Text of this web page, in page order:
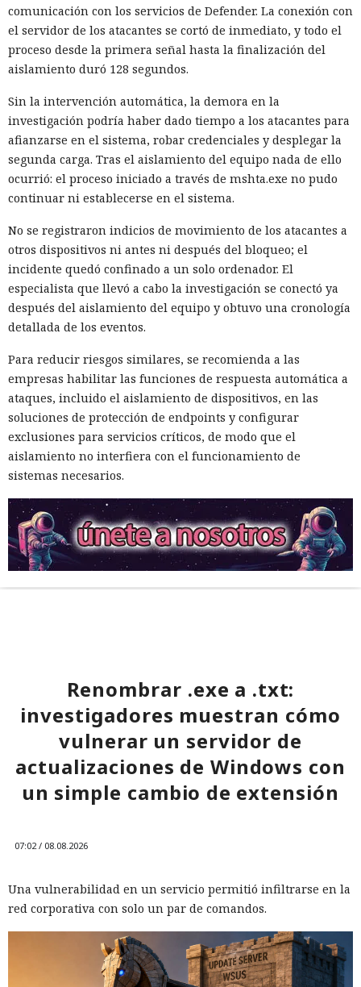
comunicación con los servicios de Defender. La conexión con
el servidor de los atacantes se cortó de inmediato, y todo el
proceso desde la primera señal hasta la finalización del
aislamiento duró 128 segundos.
Sin la intervención automática, la demora en la
investigación podría haber dado tiempo a los atacantes para
afianzarse en el sistema, robar credenciales y desplegar la
segunda carga. Tras el aislamiento del equipo nada de ello
ocurrió: el proceso iniciado a través de mshta.exe no pudo
continuar ni establecerse en el sistema.
No se registraron indicios de movimiento de los atacantes a
otros dispositivos ni antes ni después del bloqueo; el
incidente quedó confinado a un solo ordenador. El
especialista que llevó a cabo la investigación se conectó ya
después del aislamiento del equipo y obtuvo una cronología
detallada de los eventos.
Para reducir riesgos similares, se recomienda a las
empresas habilitar las funciones de respuesta automática a
ataques, incluido el aislamiento de dispositivos, en las
soluciones de protección de endpoints y configurar
exclusiones para servicios críticos, de modo que el
aislamiento no interfiera con el funcionamiento de
sistemas necesarios.
Renombrar .exe a .txt:
investigadores muestran cómo
vulnerar un servidor de
actualizaciones de Windows con
un simple cambio de extensión
07:02 / 08.08.2026
Una vulnerabilidad en un servicio permitió infiltrarse en la
red corporativa con solo un par de comandos.